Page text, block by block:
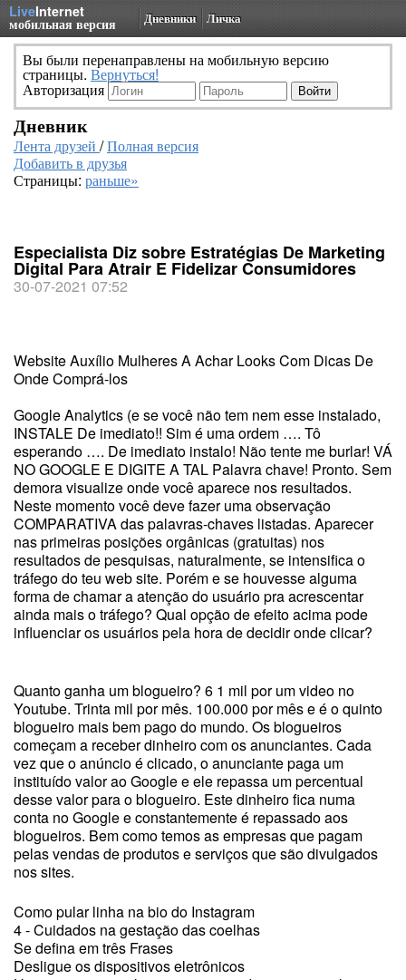
LiveInternet
мобильная версия Дневники Личка
Вы были перенаправлены на мобильную версию
страницы. Вернуться!
Авторизация
Дневник
Лента друзей /Полная версия
Добавить в друзья
Страницы: раньше»
Especialista Diz sobre Estratégias De Marketing
Digital Para Atrair E Fidelizar Consumidores
30-07-2021 07:52
Website Auxílio Mulheres A Achar Looks Com Dicas De
Onde Comprá-los
Google Analytics (e se você não tem nem esse instalado,
INSTALE De imediato!! Sim é uma ordem …. Tô
esperando …. De imediato instalo! Não tente me burlar! VÁ
NO GOOGLE E DIGITE A TAL Palavra chave! Pronto. Sem
demora visualize onde você aparece nos resultados.
Neste momento você deve fazer uma observação
COMPARATIVA das palavras-chaves listadas. Aparecer
nas primeiras posições orgânicas (gratuitas) nos
resultados de pesquisas, naturalmente, se intensifica o
tráfego do teu web site. Porém e se houvesse alguma
forma de chamar a atenção do usuário pra acrescentar
ainda mais o tráfego? Qual opção de efeito acima pode
influenciar os usuários pela hora de decidir onde clicar?
Quanto ganha um blogueiro? 6 1 mil por um video no
Youtube. Trinta mil por mês. 100.000 por mês e é o quinto
blogueiro mais bem pago do mundo. Os blogueiros
começam a receber dinheiro com os anunciantes. Cada
vez que o anúncio é clicado, o anunciante paga um
instituído valor ao Google e ele repassa um percentual
desse valor para o blogueiro. Este dinheiro fica numa
conta no Google e constantemente é repassado aos
blogueiros. Bem como temos as empresas que pagam
pelas vendas de produtos e serviços que são divulgados
nos sites.
Como pular linha na bio do Instagram
4 - Cuidados na gestação das coelhas
Se defina em três Frases
Desligue os dispositivos eletrônicos